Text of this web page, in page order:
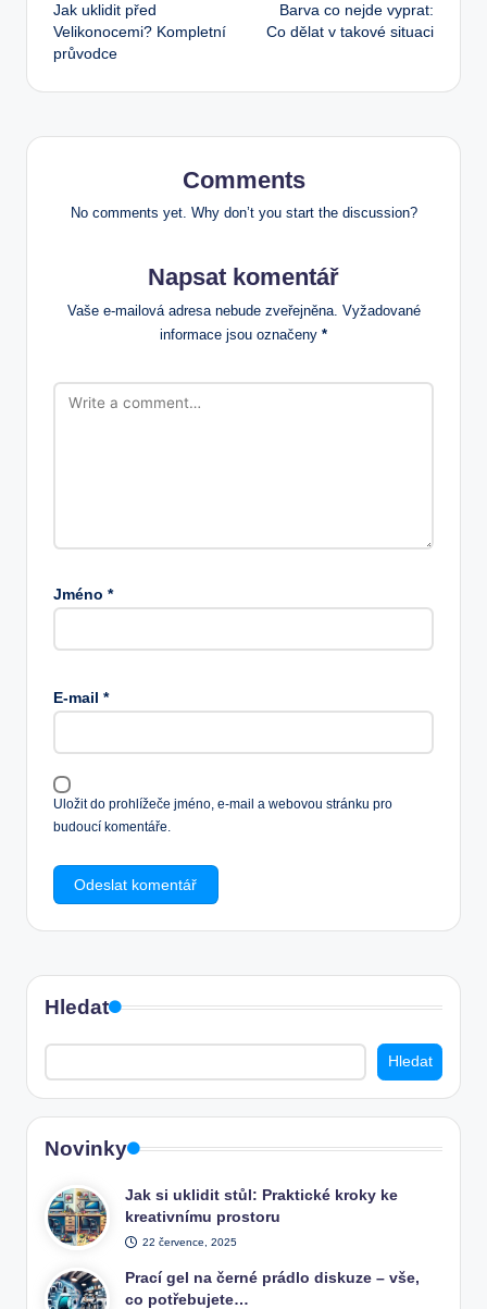
navigation
Jak uklidit před
Velikonocemi? Kompletní
průvodce
Barva co nejde vyprat:
Co dělat v takové situaci
Comments
No comments yet. Why don’t you start the discussion?
Napsat komentář
Vaše e-mailová adresa nebude zveřejněna. Vyžadované
informace jsou označeny *
Jméno *
E-mail *
Uložit do prohlížeče jméno, e-mail a webovou stránku pro
budoucí komentáře.
Hledat
Hledat
Novinky
Jak si uklidit stůl: Praktické kroky ke
kreativnímu prostoru
22 července, 2025
Prací gel na černé prádlo diskuze – vše,
co potřebujete…